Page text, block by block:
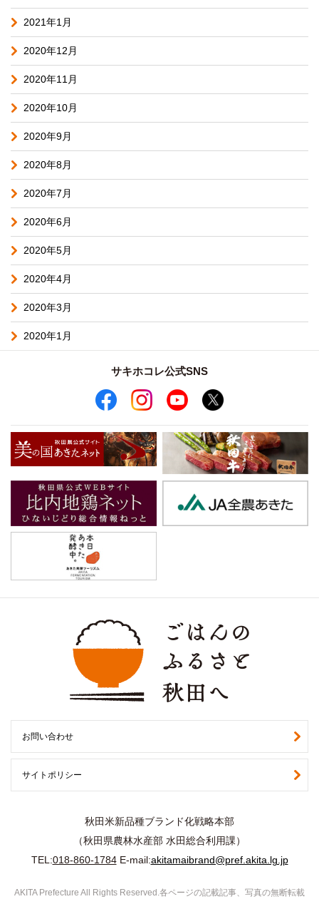
2021年1月
2020年12月
2020年11月
2020年10月
2020年9月
2020年8月
2020年7月
2020年6月
2020年5月
2020年4月
2020年3月
2020年1月
サキホコレ公式SNS
お問い合わせ
サイトポリシー
秋田米新品種ブランド化戦略本部
（秋田県農林水産部 水田総合利用課）
TEL:018-860-1784E-mail:akitamaibrand@pref.akita.lg.jp
AKITA Prefecture All Rights Reserved.各ページの記載記事、写真の無断転載